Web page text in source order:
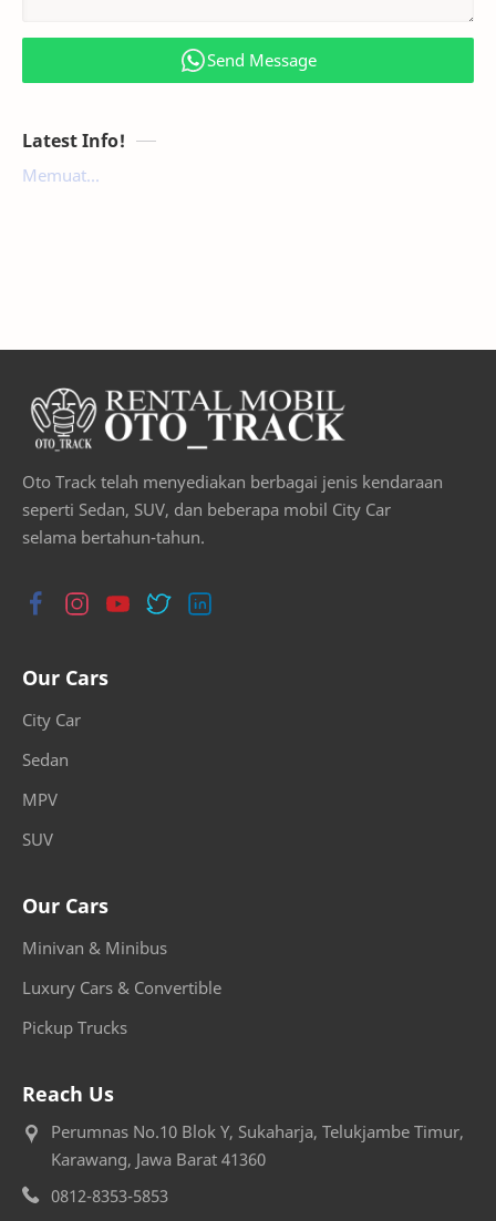
Send Message
Latest Info!
Memuat...
Oto Track telah menyediakan berbagai jenis kendaraan
seperti Sedan, SUV, dan beberapa mobil City Car
selama bertahun-tahun.
Our Cars
City Car
Sedan
MPV
SUV
Our Cars
Minivan & Minibus
Luxury Cars & Convertible
Pickup Trucks
Reach Us
Perumnas No.10 Blok Y, Sukaharja, Telukjambe Timur,
Karawang, Jawa Barat 41360
0812-8353-5853